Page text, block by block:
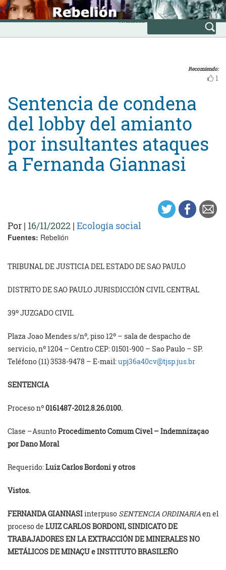
Skip
to
content
INICIO
Avanzada
Recomiendo:
1
Sentencia de condena
del lobby del amianto
por insultantes ataques
a Fernanda Giannasi
Por | 16/11/2022 | Ecología social
Fuentes: Rebelión
TRIBUNAL DE JUSTICIA DEL ESTADO DE SAO PAULO
DISTRITO DE SAO PAULO JURISDICCIÓN CIVIL CENTRAL
39º JUZGADO CIVIL
Plaza Joao Mendes s/nº, piso 12º – sala de despacho de
servicio, nº 1204 – Centro CEP: 01501-900 – Sao Paulo – SP.
Teléfono (11) 3538-9478 – E-mail:upj36a40cv@tjsp.jus.br
SENTENCIA
Proceso nº0161487-2012.8.26.0100.
Clase –AsuntoProcedimento Comum Civel – Indemnizaçao
por Dano Moral
Requerido:Luiz Carlos Bordoni y otros
Vistos.
FERNANDA GIANNASIinterpuso SENTENCIA ORDINARIAen el
proceso de LUIZ CARLOS BORDONI, SINDICATO DE
TRABAJADORES EN LA EXTRACCIÓN DE MINERALES NO
METÁLICOS DE MINAÇU e INSTITUTO BRASILEÑO